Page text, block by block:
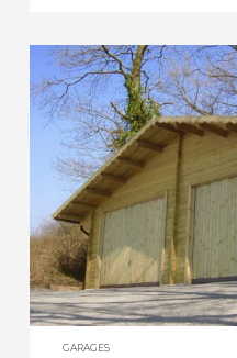
autoclave classe 4 vert Il est
GARAGES